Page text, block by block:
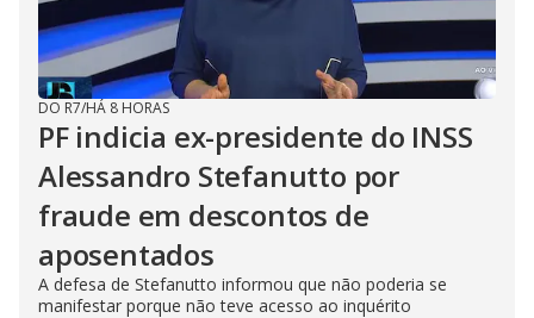
DO R7/HÁ 8 HORAS
PF indicia ex-presidente do INSS
Alessandro Stefanutto por
fraude em descontos de
aposentados
A defesa de Stefanutto informou que não poderia se
manifestar porque não teve acesso ao inquérito